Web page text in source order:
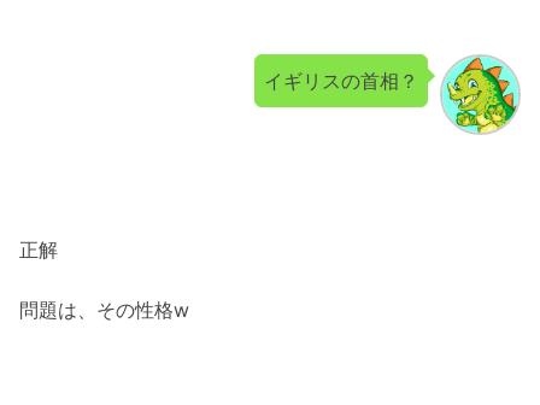
イギリスの首相？
正解
問題は、その性格w